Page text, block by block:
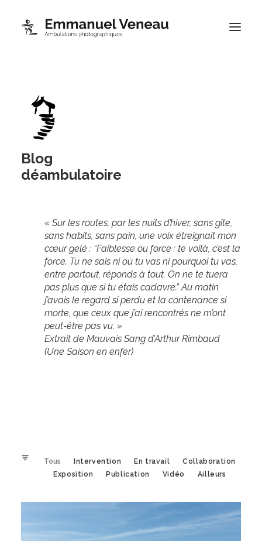
Thématiques
À propos
Contact
Boutique
Blog
déambulatoire
« Sur les routes, par les nuits d’hiver, sans gîte,
sans habits, sans pain, une voix étreignait mon
cœur gelé : “Faiblesse ou force : te voilà, c’est la
force. Tu ne sais ni où tu vas ni pourquoi tu vas,
entre partout, réponds à tout. On ne te tuera
pas plus que si tu étais cadavre.” Au matin
j’avais le regard si perdu et la contenance si
morte, que ceux que j’ai rencontrés ne m’ont
peut-être pas vu. »
Extrait de Mauvais Sang d’Arthur Rimbaud
(Une Saison en enfer)
Tous Intervention En travail
Collaboration
Exposition
Publication Vidéo Ailleurs